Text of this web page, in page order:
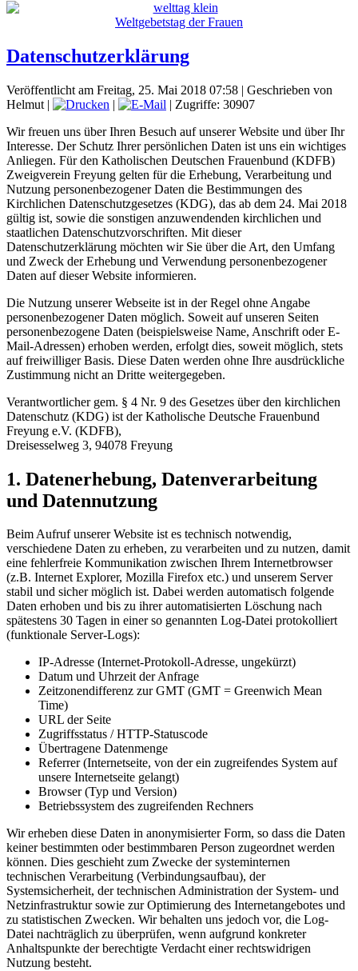
Weltgebetstag der Frauen
Datenschutzerklärung
Veröffentlicht am Freitag, 25. Mai 2018 07:58 | Geschrieben von
Helmut | |
| Zugriffe: 30907
Wir freuen uns über Ihren Besuch auf unserer Website und über Ihr
Interesse. Der Schutz Ihrer persönlichen Daten ist uns ein wichtiges
Anliegen. Für den Katholischen Deutschen Frauenbund (KDFB)
Zweigverein Freyung gelten für die Erhebung, Verarbeitung und
Nutzung personenbezogener Daten die Bestimmungen des
Kirchlichen Datenschutzgesetzes (KDG), das ab dem 24. Mai 2018
gültig ist, sowie die sonstigen anzuwendenden kirchlichen und
staatlichen Datenschutzvorschriften. Mit dieser
Datenschutzerklärung möchten wir Sie über die Art, den Umfang
und Zweck der Erhebung und Verwendung personenbezogener
Daten auf dieser Website informieren.
Die Nutzung unserer Webseite ist in der Regel ohne Angabe
personenbezogener Daten möglich. Soweit auf unseren Seiten
personenbezogene Daten (beispielsweise Name, Anschrift oder E-
Mail-Adressen) erhoben werden, erfolgt dies, soweit möglich, stets
auf freiwilliger Basis. Diese Daten werden ohne Ihre ausdrückliche
Zustimmung nicht an Dritte weitergegeben.
Verantwortlicher gem. § 4 Nr. 9 des Gesetzes über den kirchlichen
Datenschutz (KDG) ist der Katholische Deutsche Frauenbund
Freyung e.V. (KDFB),
Dreisesselweg 3, 94078 Freyung
1. Datenerhebung, Datenverarbeitung
und Datennutzung
Beim Aufruf unserer Website ist es technisch notwendig,
verschiedene Daten zu erheben, zu verarbeiten und zu nutzen, damit
eine fehlerfreie Kommunikation zwischen Ihrem Internetbrowser
(z.B. Internet Explorer, Mozilla Firefox etc.) und unserem Server
stabil und sicher möglich ist. Dabei werden automatisch folgende
Daten erhoben und bis zu ihrer automatisierten Löschung nach
spätestens 30 Tagen in einer so genannten Log-Datei protokolliert
(funktionale Server-Logs):
IP-Adresse (Internet-Protokoll-Adresse, ungekürzt)
Datum und Uhrzeit der Anfrage
Zeitzonendifferenz zur GMT (GMT = Greenwich Mean
Time)
URL der Seite
Zugriffsstatus / HTTP-Statuscode
Übertragene Datenmenge
Referrer (Internetseite, von der ein zugreifendes System auf
unsere Internetseite gelangt)
Browser (Typ und Version)
Betriebssystem des zugreifenden Rechners
Wir erheben diese Daten in anonymisierter Form, so dass die Daten
keiner bestimmten oder bestimmbaren Person zugeordnet werden
können. Dies geschieht zum Zwecke der systeminternen
technischen Verarbeitung (Verbindungsaufbau), der
Systemsicherheit, der technischen Administration der System- und
Netzinfrastruktur sowie zur Optimierung des Internetangebotes und
zu statistischen Zwecken. Wir behalten uns jedoch vor, die Log-
Datei nachträglich zu überprüfen, wenn aufgrund konkreter
Anhaltspunkte der berechtigte Verdacht einer rechtswidrigen
Nutzung besteht.